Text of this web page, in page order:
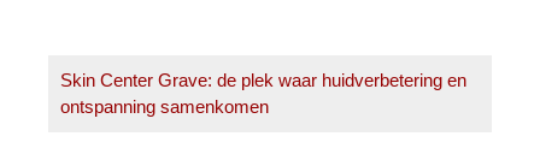
Skin Center Grave: de plek waar huidverbetering en
ontspanning samenkomen